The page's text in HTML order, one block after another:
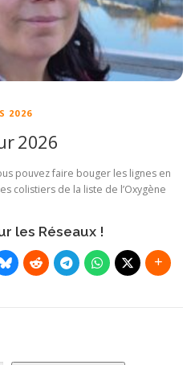
2026
2026
pouvez faire bouger les lignes en
colistiers de la liste de l’Oxygène
les Réseaux !